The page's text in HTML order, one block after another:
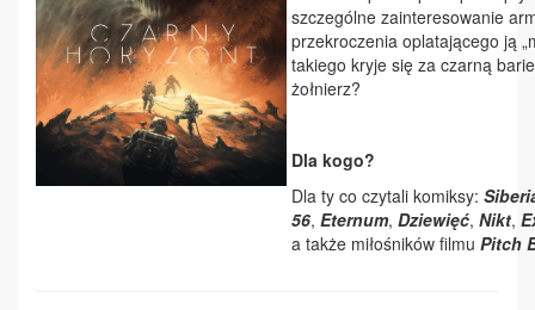
szczególne zainteresowanie
przekroczenia oplatającego ją
takiego kryje się za czarną
żołnierz?
Dla kogo?
Dla ty co czytali komiksy:
56, Eternum, Dziewięć, Nikt,
a także miłośników filmu Pitch